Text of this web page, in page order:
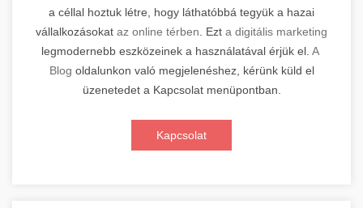
a céllal hoztuk létre, hogy láthatóbbá tegyük a hazai
vállalkozásokat az online térben . Ezt a digitális marketing
legmodernebb eszközeinek a használatával érjük el. A
Blog oldalunkon való megjelenéshez, kérünk küld el
üzenetedet a Kapcsolat menüpontban.
Kapcsolat